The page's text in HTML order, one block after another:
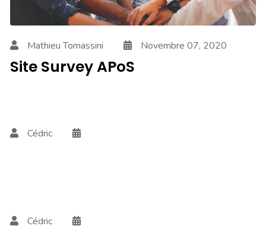
Mathieu Tomassini Novembre 07, 2020
Site Survey APoS
Cédric
Cédric